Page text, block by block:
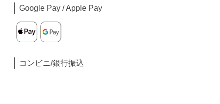
Google Pay / Apple Pay
コンビニ/銀行振込